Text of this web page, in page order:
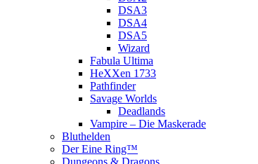
DSA3
DSA4
DSA5
Wizard
Fabula Ultima
HeXXen 1733
Pathfinder
Savage Worlds
Deadlands
Vampire – Die Maskerade
Bluthelden
Der Eine Ring™
Dungeons & Dragons